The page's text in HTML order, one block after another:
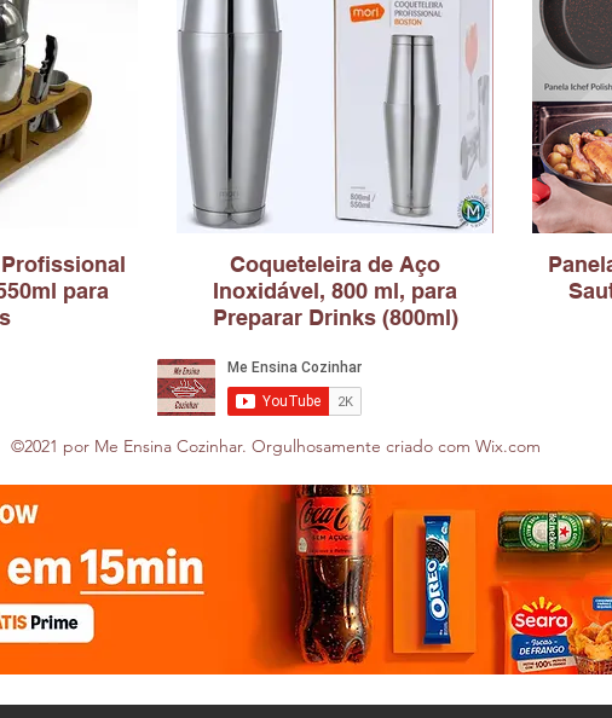
para
Coqueteleira de Aço
Inoxidável, 800 ml, para
Preparar Drinks (800ml)
©2021 por Me Ensina Cozinhar. Orgulhosamente criado com Wix.com